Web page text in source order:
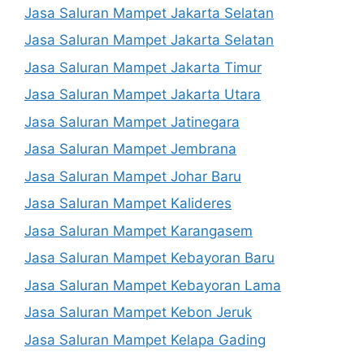
Jasa Saluran Mampet Jakarta Selatan
Jasa Saluran Mampet Jakarta Selatan
Jasa Saluran Mampet Jakarta Timur
Jasa Saluran Mampet Jakarta Utara
Jasa Saluran Mampet Jatinegara
Jasa Saluran Mampet Jembrana
Jasa Saluran Mampet Johar Baru
Jasa Saluran Mampet Kalideres
Jasa Saluran Mampet Karangasem
Jasa Saluran Mampet Kebayoran Baru
Jasa Saluran Mampet Kebayoran Lama
Jasa Saluran Mampet Kebon Jeruk
Jasa Saluran Mampet Kelapa Gading